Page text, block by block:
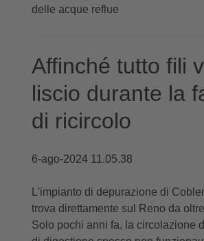
delle acque reflue
Affinché tutto fili
liscio durante la
di ricircolo
6-ago-2024 11.05.38
L'impianto di depurazione di
trova direttamente sul Reno da
Solo pochi anni fa, la circolazione